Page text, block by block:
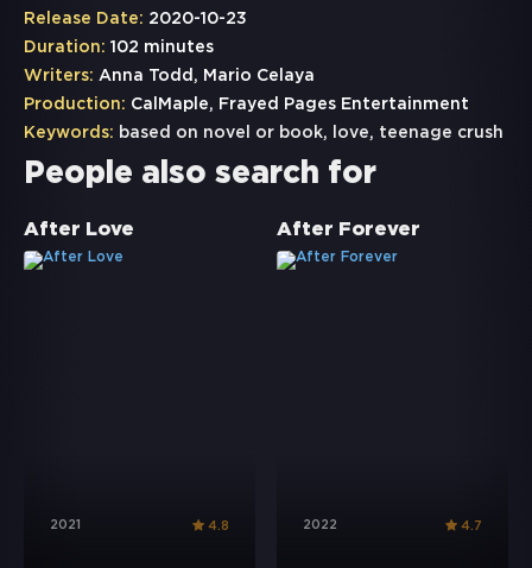
Release Date: 2020-10-23
Duration: 102 minutes
Writers: Anna Todd, Mario Celaya
Production: CalMaple, Frayed Pages Entertainment
Keywords: based on novel or book, love, teenage crush
People also search for
After Love
2021 4.8
After Forever
2022 4.7